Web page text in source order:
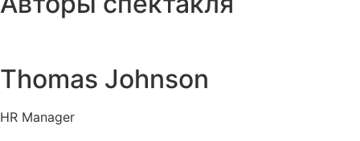
Thomas Johnson
HR Manager